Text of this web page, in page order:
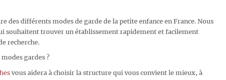
des différents modes de garde de la petite enfance en France. Nous
souhaitent trouver un établissement rapidement et facilement
recherche.
gardes ?
vous aidera à choisir la structure qui vous convient le mieux, à